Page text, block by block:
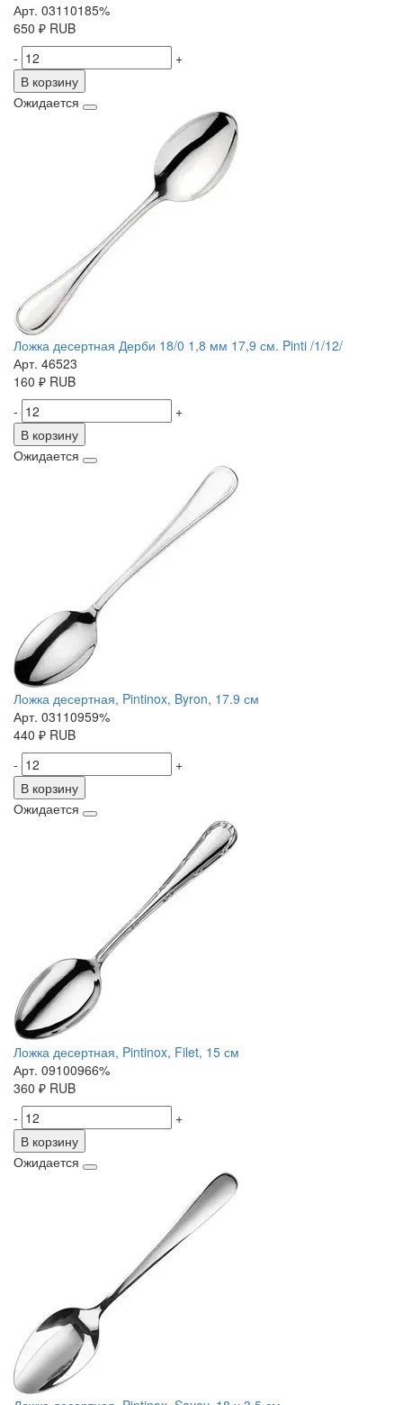
Арт. 03110185%
650 ₽ RUB
-
+
В корзину
Ожидается
Ложка десертная Дерби 18/0 1,8 мм 17,9 см. Pinti /1/12/
Арт. 46523
160 ₽ RUB
-
+
В корзину
Ожидается
Ложка десертная, Pintinox, Byron, 17.9 см
Арт. 03110959%
440 ₽ RUB
-
+
В корзину
Ожидается
Ложка десертная, Pintinox, Filet, 15 см
Арт. 09100966%
360 ₽ RUB
-
+
В корзину
Ожидается